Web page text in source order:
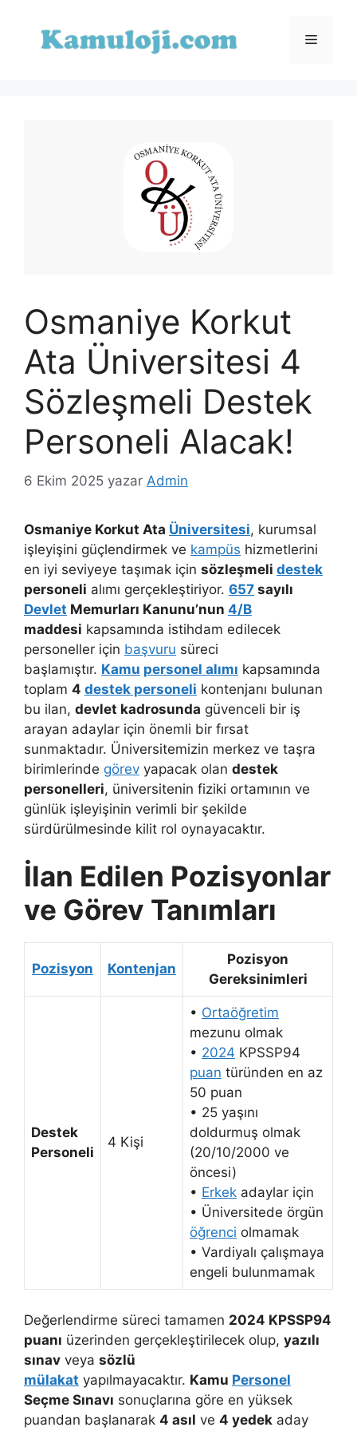
Menü
Osmaniye Korkut
Ata Üniversitesi 4
Sözleşmeli Destek
Personeli Alacak!
6 Ekim 2025 yazar Admin
Osmaniye Korkut Ata Üniversitesi, kurumsal
işleyişini güçlendirmek ve kampüs hizmetlerini
en iyi seviyeye taşımak için sözleşmeli destek
personeli alımı gerçekleştiriyor. 657 sayılı
Devlet Memurları Kanunu’nun 4/B
maddesi kapsamında istihdam edilecek
personeller için başvuru süreci
başlamıştır. Kamu personel alımı kapsamında
toplam 4 destek personeli kontenjanı bulunan
bu ilan, devlet kadrosunda güvenceli bir iş
arayan adaylar için önemli bir fırsat
sunmaktadır. Üniversitemizin merkez ve taşra
birimlerinde görev yapacak olan destek
personelleri, üniversitenin fiziki ortamının ve
günlük işleyişinin verimli bir şekilde
sürdürülmesinde kilit rol oynayacaktır.
İlan Edilen Pozisyonlar
ve Görev Tanımları
Pozisyon Kontenjan
Pozisyon
Gereksinimleri
Destek
Personeli
4 Kişi
• Ortaöğretim
mezunu olmak
• 2024 KPSSP94
puan türünden en az
50 puan
• 25 yaşını
doldurmuş olmak
(20/10/2000 ve
öncesi)
• Erkek adaylar için
• Üniversitede örgün
öğrenci olmamak
• Vardiyalı çalışmaya
engeli bulunmamak
Değerlendirme süreci tamamen 2024 KPSSP94
puanı üzerinden gerçekleştirilecek olup, yazılı
sınav veya sözlü
mülakat yapılmayacaktır. Kamu Personel
Seçme Sınavı sonuçlarına göre en yüksek
puandan başlanarak 4 asıl ve 4 yedek aday